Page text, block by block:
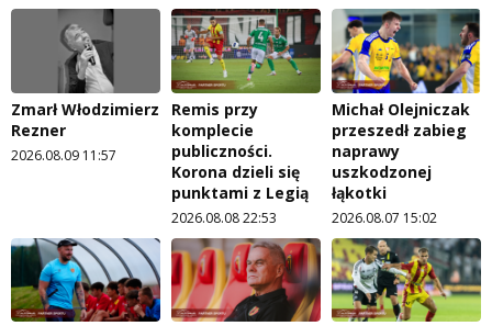
Zmarł Włodzimierz
Rezner
2026.08.09 11:57
Remis przy
komplecie
publiczności.
Korona dzieli się
punktami z Legią
2026.08.08 22:53
Michał Olejniczak
przeszedł zabieg
naprawy
uszkodzonej
łąkotki
2026.08.07 15:02